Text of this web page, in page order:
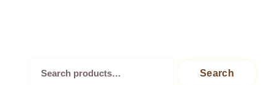
for:
Search